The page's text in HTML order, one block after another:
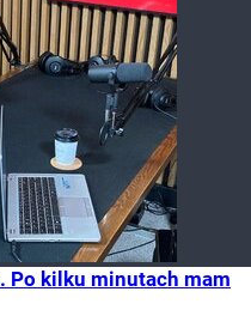
Po kilku minutach mam